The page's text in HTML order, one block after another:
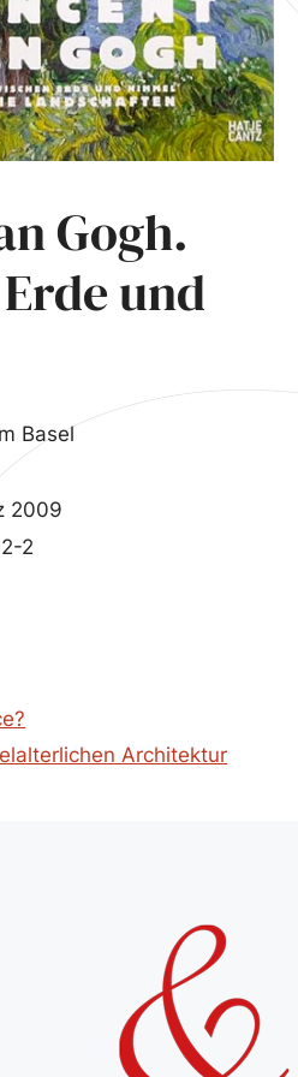
Gogh.
und
Basel
2009
2
Architektur